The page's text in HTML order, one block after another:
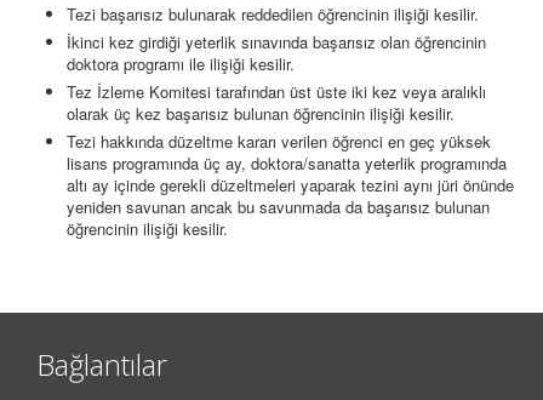
Tezi başarısız bulunarak reddedilen öğrencinin ilişiği kesilir.
İkinci kez girdiği yeterlik sınavında başarısız olan öğrencinin
doktora programı ile ilişiği kesilir.
Tez İzleme Komitesi tarafından üst üste iki kez veya aralıklı
olarak üç kez başarısız bulunan öğrencinin ilişiği kesilir.
Tezi hakkında düzeltme kararı verilen öğrenci en geç yüksek
lisans programında üç ay, doktora/sanatta yeterlik programında
altı ay içinde gerekli düzeltmeleri yaparak tezini aynı jüri önünde
yeniden savunan ancak bu savunmada da başarısız bulunan
öğrencinin ilişiği kesilir.
Bağlantılar